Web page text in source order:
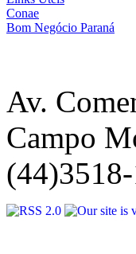
Conae
Bom Negócio Paraná
Av.
Campo